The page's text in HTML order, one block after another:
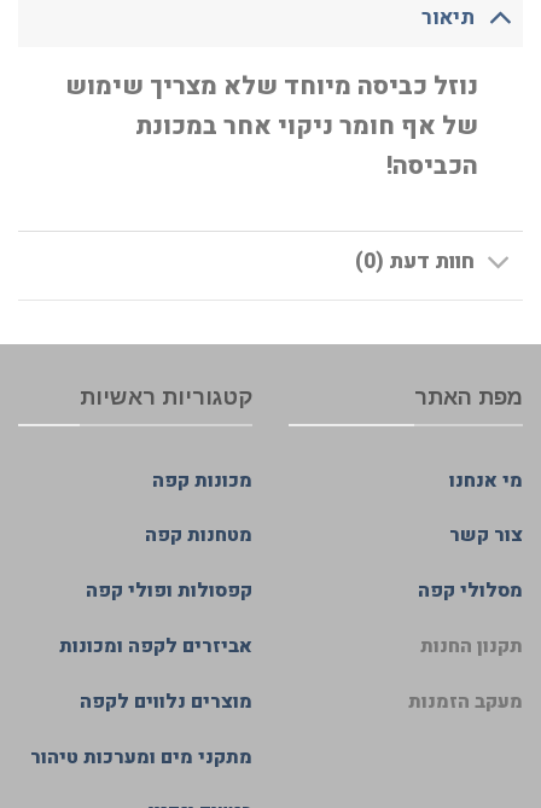
תיאור
נוזל כביסה מיוחד שלא מצריך שימוש
של אף חומר ניקוי אחר במכונת
הכביסה!
חוות דעת (0)
מפת האתר
מי אנחנו
צור קשר
מסלולי קפה
תקנון החנות
מעקב הזמנות
קטגוריות ראשיות
מכונות קפה
מטחנות קפה
קפסולות ופולי קפה
אביזרים לקפה ומכונות
מוצרים נלווים לקפה
מתקני מים ומערכות טיהור